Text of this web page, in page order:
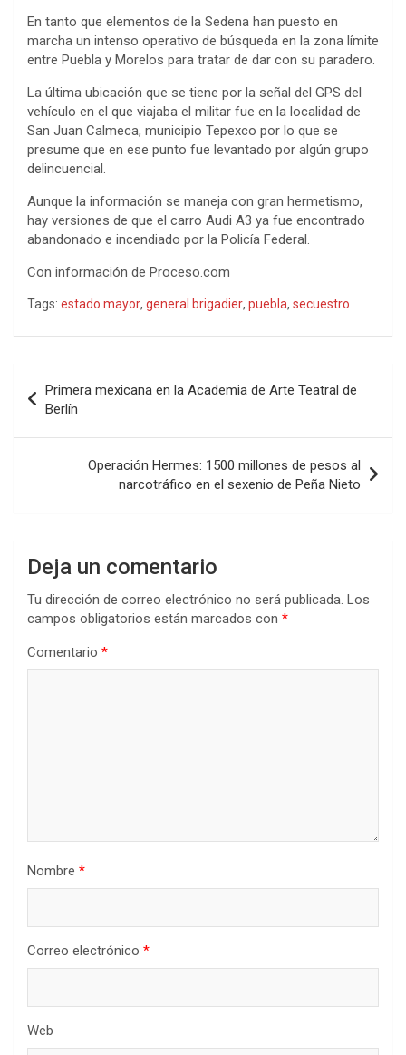
En tanto que elementos de la Sedena han puesto en
marcha un intenso operativo de búsqueda en la zona límite
entre Puebla y Morelos para tratar de dar con su paradero.
La última ubicación que se tiene por la señal del GPS del
vehículo en el que viajaba el militar fue en la localidad de
San Juan Calmeca, municipio Tepexco por lo que se
presume que en ese punto fue levantado por algún grupo
delincuencial.
Aunque la información se maneja con gran hermetismo,
hay versiones de que el carro Audi A3 ya fue encontrado
abandonado e incendiado por la Policía Federal.
Con información de Proceso.com
Tags: estado mayor, general brigadier, puebla, secuestro
de
entradas
Primera mexicana en la Academia de Arte Teatral de
Berlín
Operación Hermes: 1500 millones de pesos al
narcotráfico en el sexenio de Peña Nieto
Deja un comentario
Tu dirección de correo electrónico no será publicada. Los
campos obligatorios están marcados con *
Comentario *
Nombre *
Correo electrónico *
Web